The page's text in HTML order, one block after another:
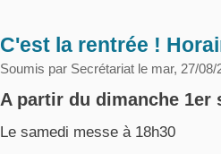
C'est la rentrée !
Soumis par Secrétariat le mar, 27/08/
A partir du dimanche 1er
Le samedi messe à 18h30